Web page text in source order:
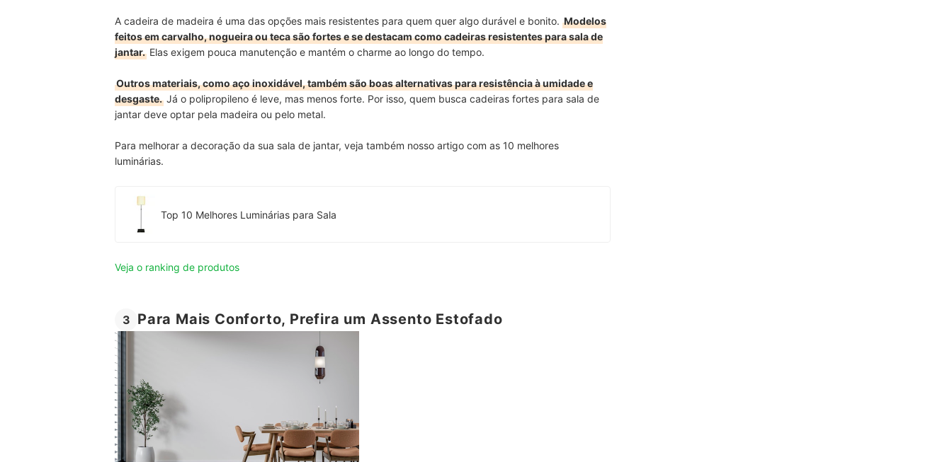
A cadeira de madeira é uma das opções mais resistentes para quem quer algo durável e bonito. Modelos
feitos em carvalho, nogueira ou teca são fortes e se destacam como cadeiras resistentes para sala de
jantar. Elas exigem pouca manutenção e mantém o charme ao longo do tempo.
Outros materiais, como aço inoxidável, também são boas alternativas para resistência à umidade e
desgaste. Já o polipropileno é leve, mas menos forte. Por isso, quem busca cadeiras fortes para sala de
jantar deve optar pela madeira ou pelo metal.
Para melhorar a decoração da sua sala de jantar, veja também nosso artigo com as 10 melhores
luminárias.
Top 10 Melhores Luminárias para Sala
Veja o ranking de produtos
3 Para Mais Conforto, Prefira um Assento Estofado